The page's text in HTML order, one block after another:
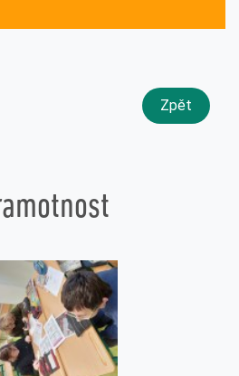
Zpět